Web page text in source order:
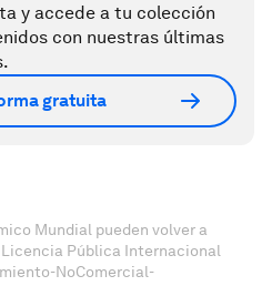
y accede a tu colección
con nuestras últimas
gratuita
Mundial pueden volver a
Pública Internacional
NoComercial-